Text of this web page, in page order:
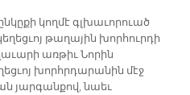
կողմէ գլխաւորուած
թաղային խորհուրդի
առթիւ Նորին
խորհրդարանին մէջ
յարգանքով, նաեւ